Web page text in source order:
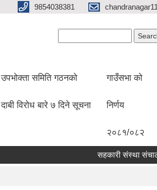
9854038381
उपभोक्ता समिति गठनको
दाबी विरोध बारे ७ दिने सूचना
गाउँसभा को
निर्णय
२०८१/०८२
सहकारी संस्था